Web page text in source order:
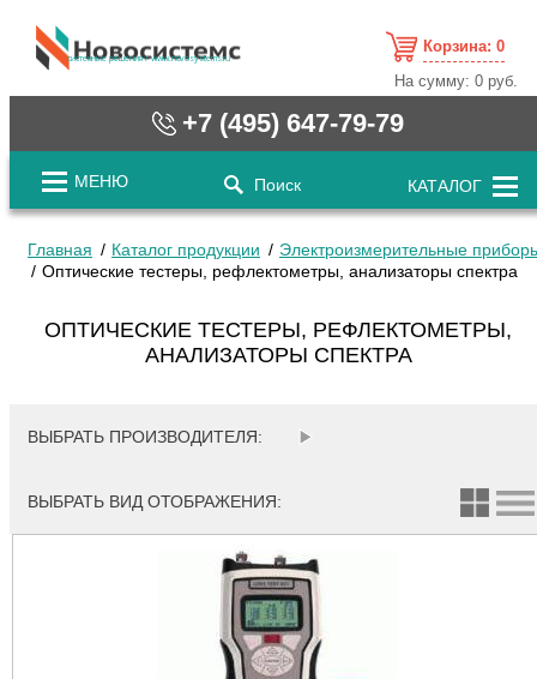
cистемные решения / www.novosystems.ru
Корзина: 0
На сумму:0 руб.
+7 (495) 647-79-79
МЕНЮ Поиск КАТАЛОГ
Главная Каталог продукции
Электроизмерительные
Оптические тестеры, рефлектометры, анализаторы спектра
ОПТИЧЕСКИЕ ТЕСТЕРЫ, РЕФЛЕКТОМЕТРЫ,
АНАЛИЗАТОРЫ СПЕКТРА
ВЫБРАТЬ ПРОИЗВОДИТЕЛЯ:
ВЫБРАТЬ ВИД ОТОБРАЖЕНИЯ: